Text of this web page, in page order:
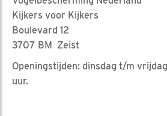
Kijkers voor Kijkers
Boulevard 12
3707 BM Zeist
Openingstijden: dinsdag t/m
uur.